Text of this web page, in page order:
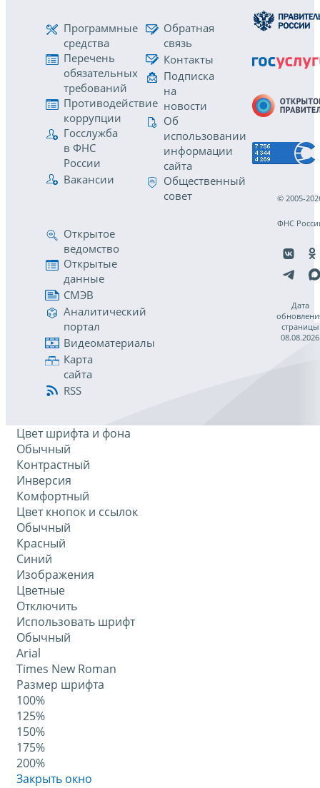
Программные
средства
Перечень
обязательных
требований
Противодействие
коррупции
Госслужба
в ФНС
России
Вакансии
Обратная
связь
Контакты
Подписка
на
новости
Об
использовании
информации
сайта
Общественный
совет
Открытое
ведомство
Открытые
данные
СМЭВ
Аналитический
портал
Видеоматериалы
Карта
сайта
RSS
© 2005-
ФНС
Дата
страницы
08.08.2026
Цвет шрифта и фона
Обычный
Контрастный
Инверсия
Комфортный
Цвет кнопок и ссылок
Обычный
Красный
Синий
Изображения
Цветные
Отключить
Использовать шрифт
Обычный
Arial
Times New Roman
Размер шрифта
100%
125%
150%
175%
200%
Закрыть окно